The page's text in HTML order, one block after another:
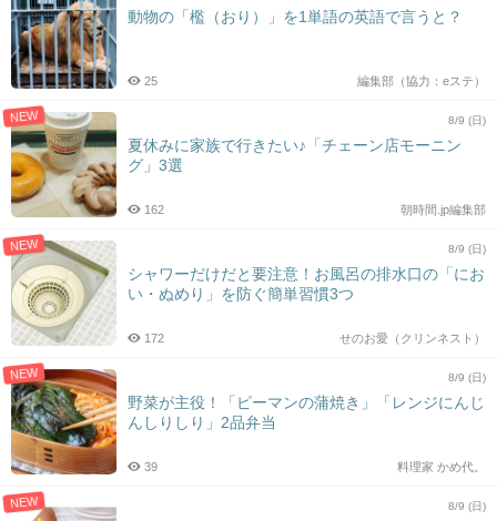
動物の「檻（おり）」を1単語の英語で言うと？
編集部（協力：eステ）
25
NEW 8/9 (日)
夏休みに家族で行きたい♪「チェーン店モーニン
グ」3選
朝時間.jp編集部
162
NEW 8/9 (日)
シャワーだけだと要注意！お風呂の排水口の「にお
い・ぬめり」を防ぐ簡単習慣3つ
せのお愛（クリンネスト）
172
NEW 8/9 (日)
野菜が主役！「ピーマンの蒲焼き」「レンジにんじ
んしりしり」2品弁当
料理家 かめ代。
39
NEW 8/9 (日)